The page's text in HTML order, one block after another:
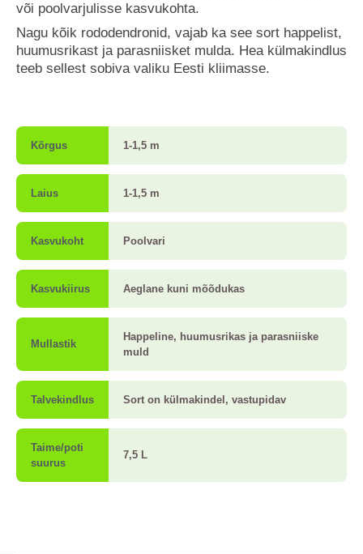
või poolvarjulisse kasvukohta.
Nagu kõik rododendronid, vajab ka see sort happelist,
huumusrikast ja parasniisket mulda. Hea külmakindlus
teeb sellest sobiva valiku Eesti kliimasse.
Kõrgus 1-1,5 m
Laius 1-1,5 m
Kasvukoht Poolvari
Kasvukiirus Aeglane kuni mõõdukas
Mullastik
Happeline, huumusrikas ja parasniiske
muld
Talvekindlus Sort on külmakindel, vastupidav
Taime/poti
suurus
7,5 L